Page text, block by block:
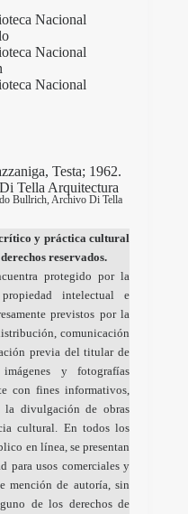
Bullrich, Archivo Di Tella
y práctica cultural
reservados.
protegido por la
intelectual e
previstos por la
comunicación
previa del titular de
y fotografías
con fines informativos,
divulgación de obras
cultural. En todos los
en línea, se presentan
para usos comerciales y
mención de autoría, sin
de los derechos de